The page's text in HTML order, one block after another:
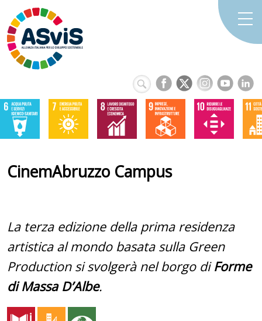
CinemAbruzzo Campus
La terza edizione della prima residenza
artistica al mondo basata sulla Green
Production si svolgerà nel borgo diForme
di Massa D’Albe.